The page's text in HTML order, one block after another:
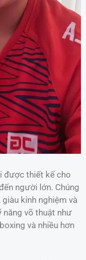
được thiết kế cho
người lớn. Chúng
kinh nghiệm và
năng võ thuật như
và nhiều hơn